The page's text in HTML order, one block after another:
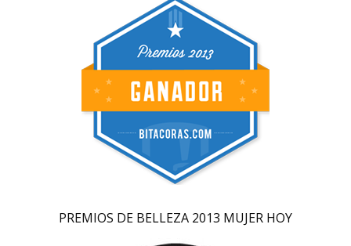
PREMIOS DE BELLEZA 2013 MUJER HOY